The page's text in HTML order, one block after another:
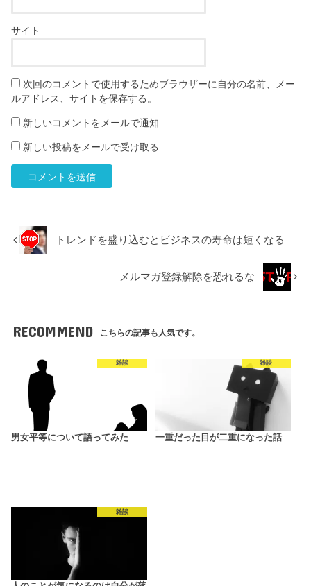
サイト
次回のコメントで使用するためブラウザーに自分の名前、メー
ルアドレス、サイトを保存する。
新しいコメントをメールで通知
新しい投稿をメールで受け取る
トレンドを盛り込むとビジネスの寿命は短くなる
メルマガ登録解除を恐れるな
RECOMMEND こちらの記事も人気です。
雑談
男女平等について語ってみた
雑談
一重だった目が二重になった話
雑談